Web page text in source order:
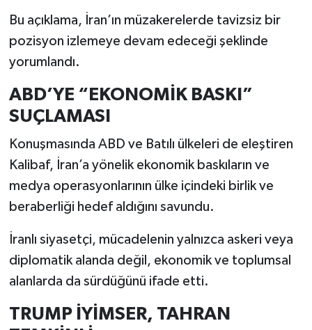
Bu açıklama, İran’ın müzakerelerde tavizsiz bir
pozisyon izlemeye devam edeceği şeklinde
yorumlandı.
ABD’YE “EKONOMİK BASKI”
SUÇLAMASI
Konuşmasında ABD ve Batılı ülkeleri de eleştiren
Kalibaf, İran’a yönelik ekonomik baskıların ve
medya operasyonlarının ülke içindeki birlik ve
beraberliği hedef aldığını savundu.
İranlı siyasetçi, mücadelenin yalnızca askeri veya
diplomatik alanda değil, ekonomik ve toplumsal
alanlarda da sürdüğünü ifade etti.
TRUMP İYİMSER, TAHRAN